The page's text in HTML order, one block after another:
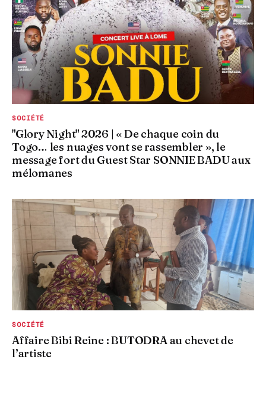
SOCIÉTÉ
"Glory Night" 2026 | « De chaque coin du
Togo… les nuages vont se rassembler », le
message fort du Guest Star SONNIE BADU aux
mélomanes
SOCIÉTÉ
Affaire Bibi Reine : BUTODRA au chevet de
l’artiste